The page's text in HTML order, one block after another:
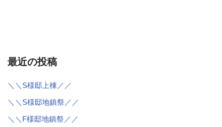
最近の投稿
＼＼S様邸上棟／／
＼＼S様邸地鎮祭／／
＼＼F様邸地鎮祭／／